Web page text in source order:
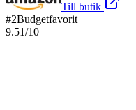
Till butik
#2Budgetfavorit
9.51/10